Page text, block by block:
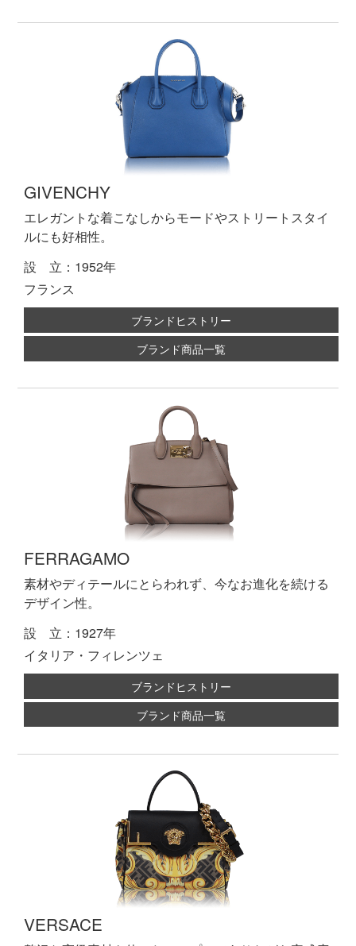
GIVENCHY
エレガントな着こなしからモードやストリートスタイ
ルにも好相性。
設 立：1952年
フランス
ブランドヒストリー
ブランド商品一覧
FERRAGAMO
素材やディテールにとらわれず、今なお進化を続ける
デザイン性。
設 立：1927年
イタリア・フィレンツェ
ブランドヒストリー
ブランド商品一覧
VERSACE